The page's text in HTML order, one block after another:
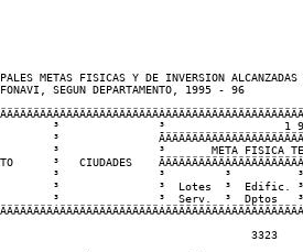
METAS FISICAS Y DE INVERSION ALCANZADAS
FONAVI, SEGUN DEPARTAMENTO, 1995 - 96
³               ³                  1
³               ³       META FISICA
³   CIUDADES
³               ³         ³          ³
³               ³  Lotes  ³  Edific. ³
³               ³  Serv.  ³  Dptos   ³
3323